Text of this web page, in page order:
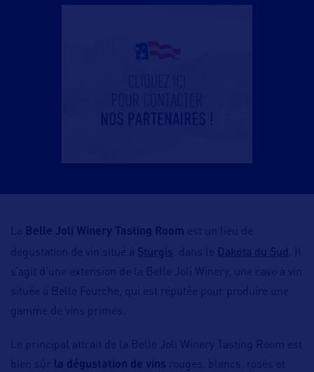
La Belle Joli Winery Tasting Room est un lieu de
dégustation de vin situé à Sturgis , dans le Dakota du Sud
. Il
s’agit d’une extension de la Belle Joli Winery, une cave à vin
située à Belle Fourche, qui est réputée pour produire une
gamme de vins primés.
Le principal attrait de la Belle Joli Winery Tasting Room est
bien sûr
la dégustation de vins rouges, blancs, rosés et